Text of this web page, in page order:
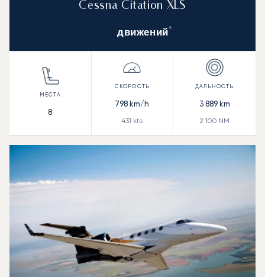
Cessna Citation XLS
движений*
8
798 km/h
431 kts
3 889km
2 100 NM